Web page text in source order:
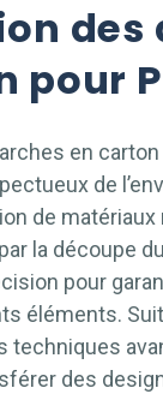
des
pour
en carton
de
de
la découpe
pour
éléments.
techniques
des